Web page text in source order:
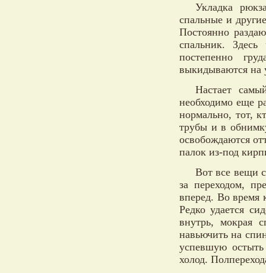
Укладка
спальные и
Постоянно
спальник.
постепенно
выкидываются на
Настает
необходимо еще
нормально, тот,
трубы и в
освобождаются
палок из-под
Вот все вещи
за переходом,
вперед. Во время
Редко удается
внутрь, мокрая
навьючить на
успевшую
холод.